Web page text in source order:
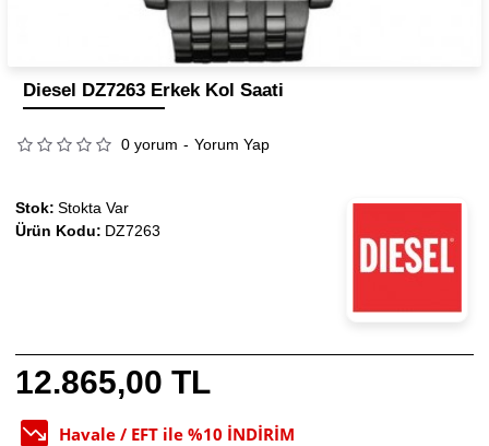
Diesel DZ7263 Erkek Kol Saati
0 yorum - Yorum Yap
12.865,00 TL
Havale / EFT ile %10 İNDİRİM
Stok: Stokta Var
Ürün Kodu: DZ7263